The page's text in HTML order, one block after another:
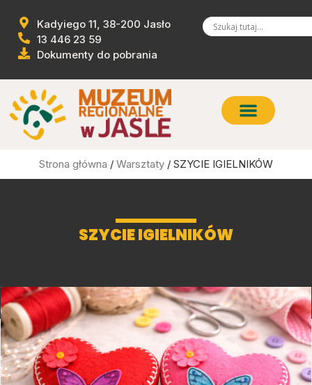
Kadyiego 11, 38-200 Jasło
13 446 23 59
Dokumenty do pobrania
Strona główna / Warsztaty / SZYCIE IGIELNIKÓW
SZYCIE IGIELNIKÓW